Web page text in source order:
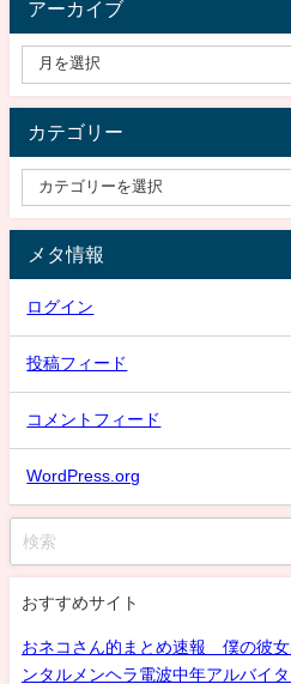
アーカイブ
カテゴリー
メタ情報
ログイン
投稿フィード
コメントフィード
WordPress.org
おすすめサイト
おネコさん的まとめ速報 僕の彼
ンタルメンヘラ電波中年アルバイ